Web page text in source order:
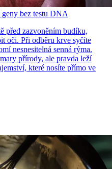
geny bez testu DNA
před zazvoněním budíku,
oči. Při odběru krve syčíte
nesnesitelná senná rýma.
přírody, ale pravda leží
které nosíte přímo ve